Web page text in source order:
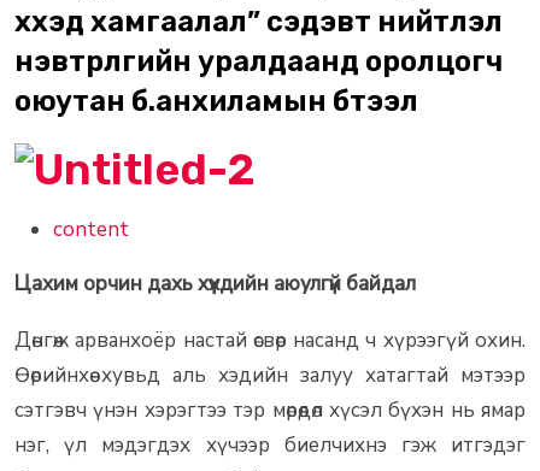
хүүхэд хамгаалал” сэдэвт нийтлэл
нэвтрүүлгийн уралдаанд оролцогч
оюутан б.анхиламын бүтээл
content
Цахим орчин дахь хүүхдийн аюулгүй байдал
Дөнгөж арванхоёр настай өсвөр насанд ч хүрээгүй охин.
Өөрийнхөө хувьд аль хэдийн залуу хатагтай мэтээр
сэтгэвч үнэн хэрэгтээ тэр мөрөөдөл хүсэл бүхэн нь ямар
нэг, үл мэдэгдэх хүчээр биелчихнэ гэж итгэдэг